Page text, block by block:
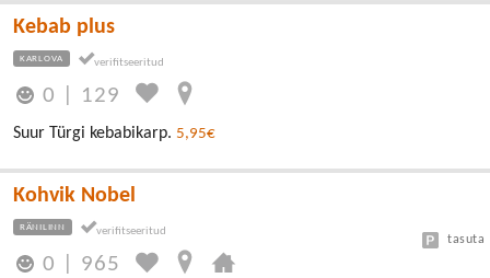
Kebab plus
KARLOVA
0 129
Suur Türgi kebabikarp. 5,95€
Kohvik Nobel
RÄNILINN
0 965
tasuta